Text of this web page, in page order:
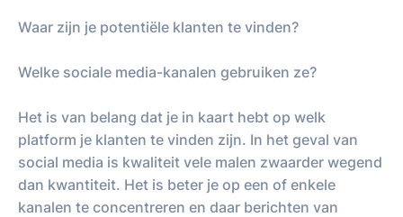
Waar zijn je potentiële klanten te vinden?
Welke sociale media-kanalen gebruiken ze?
Het is van belang dat je in kaart hebt op welk
platform je klanten te vinden zijn. In het geval van
social media is kwaliteit vele malen zwaarder wegend
dan kwantiteit. Het is beter je op een of enkele
kanalen te concentreren en daar berichten van